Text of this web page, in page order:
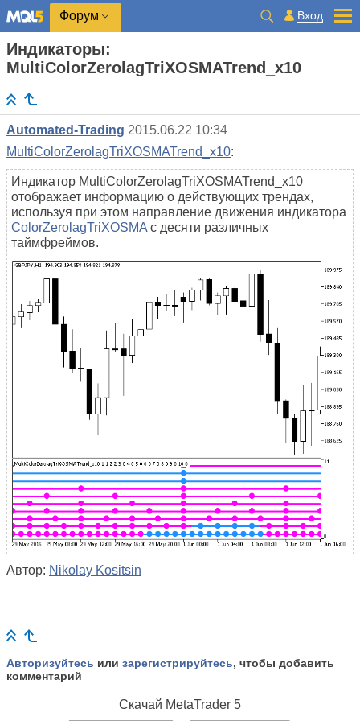
Форум Вход
Индикаторы:
MultiColorZerolagTriXOSMATrend_x10
Automated-Trading 2015.06.22 10:34
MultiColorZerolagTriXOSMATrend_x10:
Индикатор MultiColorZerolagTriXOSMATrend_x10
отображает информацию о действующих трендах,
используя при этом направление движения индикатора
ColorZerolagTriXOSMA с десяти различных
таймфреймов.
Автор: Nikolay Kositsin
Авторизуйтесь или зарегистрируйтесь, чтобы добавить
комментарий
Скачай MetaTrader 5